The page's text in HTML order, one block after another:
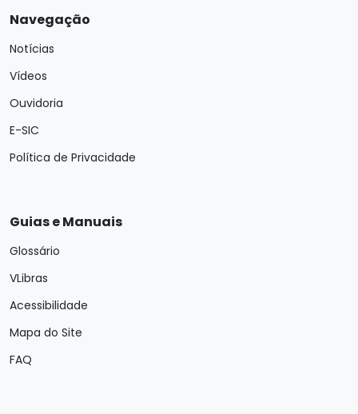
Navegação
Notícias
Vídeos
Ouvidoria
E-SIC
Política de Privacidade
Guias e Manuais
Glossário
VLibras
Acessibilidade
Mapa do Site
FAQ